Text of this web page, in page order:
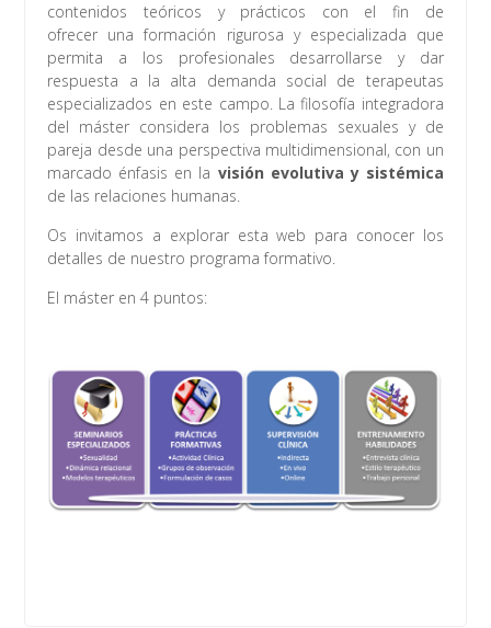
contenidos teóricos y prácticos con el fin de
ofrecer una formación rigurosa y especializada que
permita a los profesionales desarrollarse y dar
respuesta a la alta demanda social de terapeutas
especializados en este campo. La filosofía integradora
del máster considera los problemas sexuales y de
pareja desde una perspectiva multidimensional, con un
marcado énfasis en la visión evolutiva y sistémica
de las relaciones humanas.
Os invitamos a explorar esta web para conocer los
detalles de nuestro programa formativo.
El máster en 4 puntos: